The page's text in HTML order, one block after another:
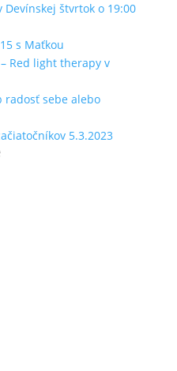
štvrtok o 19:00
s Maťkou
Red light therapy v
radosť sebe alebo
5.3.2023